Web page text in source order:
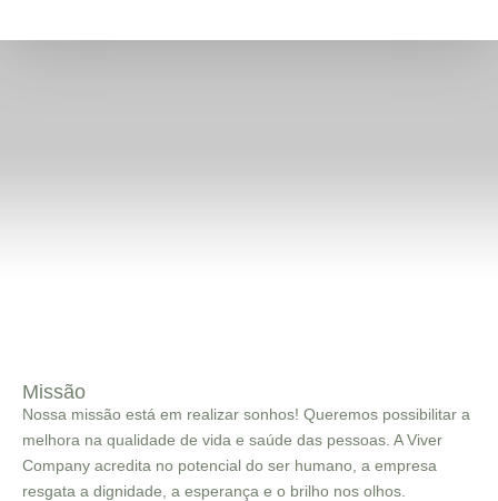
Missão
Nossa missão está em realizar sonhos! Queremos possibilitar a
melhora na qualidade de vida e saúde das pessoas. A Viver
Company acredita no potencial do ser humano, a empresa
resgata a dignidade, a esperança e o brilho nos olhos.